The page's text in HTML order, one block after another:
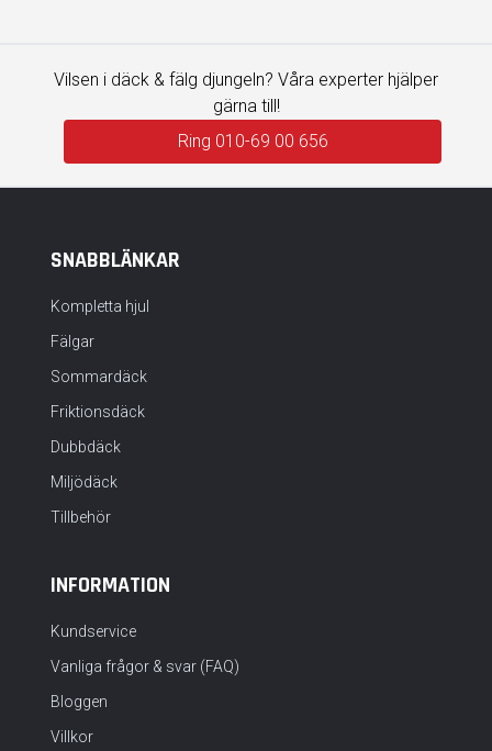
Vilsen i däck & fälg djungeln? Våra experter hjälper
gärna till!
Ring 010-69 00 656
SNABBLÄNKAR
Kompletta hjul
Fälgar
Sommardäck
Friktionsdäck
Dubbdäck
Miljödäck
Tillbehör
INFORMATION
Kundservice
Vanliga frågor & svar (FAQ)
Bloggen
Villkor